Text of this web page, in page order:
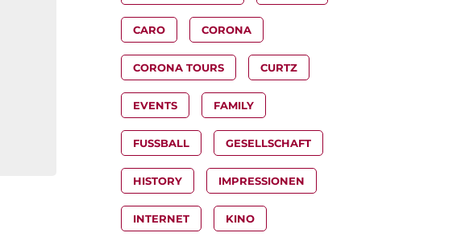
CARO CORONA
CORONA TOURS CURTZ
EVENTS FAMILY
FUSSBALL GESELLSCHAFT
HISTORY IMPRESSIONEN
INTERNET KINO